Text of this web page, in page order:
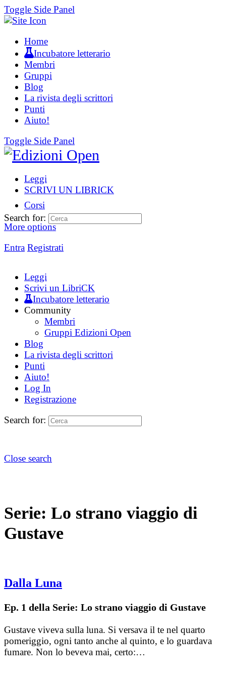
Toggle Side Panel
Home
Incubatore letterario
Membri
Gruppi
Blog
La rivista degli scrittori
Punti
Aiuto!
Toggle Side Panel
Leggi
SCRIVI UN LIBRICK
Corsi
More options
Entra Registrati
Search for:
Leggi
Scrivi un LibriCK
Incubatore letterario
Community
Membri
Gruppi Edizioni Open
Blog
La rivista degli scrittori
Punti
Aiuto!
Log In
Registrazione
Search for:
Close search
Serie: Lo strano viaggio di
Gustave
Dalla Luna
Ep. 1 della Serie: Lo strano viaggio di Gustave
Gustave viveva sulla luna. Si versava il te nel quarto
pomeriggio, ogni tanto anche al quinto, e lo guardava
fumare. Non lo beveva mai, certo:…